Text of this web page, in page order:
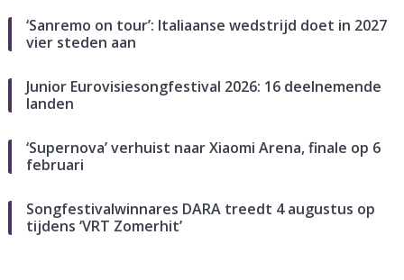
‘Sanremo on tour’: Italiaanse wedstrijd doet in 2027
vier steden aan
Junior Eurovisiesongfestival 2026: 16 deelnemende
landen
‘Supernova’ verhuist naar Xiaomi Arena, finale op 6
februari
Songfestivalwinnares DARA treedt 4 augustus op
tijdens ‘VRT Zomerhit’